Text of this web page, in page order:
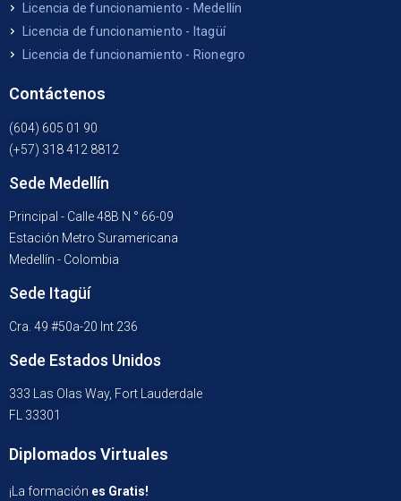
Licencia de funcionamiento - Medellín
Licencia de funcionamiento - Itagüí
Licencia de funcionamiento - Rionegro
Contáctenos
(604) 605 01 90
(+57) 318 412 8812
Sede Medellín
Principal - Calle 48B N ° 66-09
Estación Metro Suramericana
Medellín - Colombia
Sede Itagüí
Cra. 49 #50a-20 Int 236
Sede Estados Unidos
333 Las Olas Way, Fort Lauderdale
FL 33301
Diplomados Virtuales
¡La formación es Gratis!